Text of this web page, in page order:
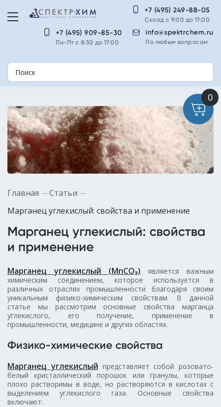
info@spektrchem.ru
По любым вопросам
+7 (495) 249-88-05
Склад с 9:00 до 17:00
+7 (495) 909-85-30
Пн-Пт с 8:30 до 17:00
Главная
Статьи
Марганец углекислый: свойства и применение
Марганец углекислый: свойства
и применение
Марганец углекислый (MnCO₃) является важным
химическим соединением, которое используется в
различных отраслях промышленности благодаря своим
уникальным физико-химическим свойствам. В данной
статье мы рассмотрим основные свойства марганца
углекислого, его получение, применение в
промышленности, медицине и других областях.
Физико-химические свойства
Марганец углекислый представляет собой розовато-
белый кристаллический порошок или гранулы, которые
плохо растворимы в воде, но растворяются в кислотах с
выделением углекислого газа. Основные свойства
включают: